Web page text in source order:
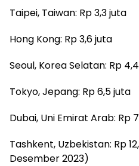
Taipei, Taiwan: Rp 3,3 juta
Hong Kong: Rp 3,6 juta
Seoul, Korea Selatan: Rp
Tokyo, Jepang: Rp 6,5 juta
Dubai, Uni Emirat Arab: Rp
Tashkent, Uzbekistan: Rp
Desember 2023)